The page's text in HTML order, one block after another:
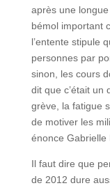
après une
bémol important
l’entente stipule
personnes par
sinon, les cours
dit que c’était un
grève, la fatigue
de motiver les
énonce Gabrielle
Il faut dire que
de 2012 dure